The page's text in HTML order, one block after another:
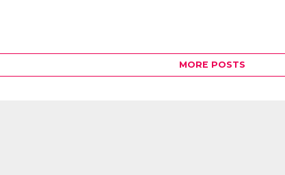
MORE POSTS